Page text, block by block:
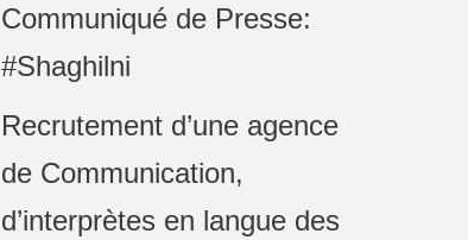
Communiqué de Presse:
#Shaghilni
Recrutement d’une agence
de Communication,
d’interprètes en langue des